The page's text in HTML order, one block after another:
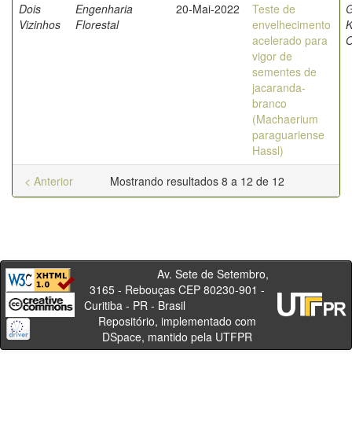
Dois
Vizinhos
Engenharia
Florestal
20-Mai-2022
Teste de
envelhecimento
acelerado para
vigor de
sementes de
jacaranda-
branco
(Machaerium
paraguariense
Hassl)
Mostrando resultados 8 a 12 de 12
< Anterior
Av. Sete de Setembro,
3165 - Rebouças CEP 80230-901 -
Curitiba - PR - Brasil
Repositório, implementado com
DSpace, mantido pela UTFPR